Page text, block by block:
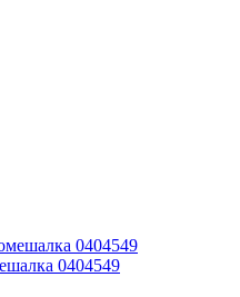
0404549